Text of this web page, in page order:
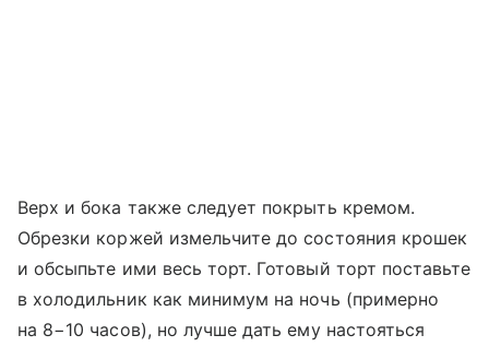
Верх и бока также следует покрыть кремом.
Обрезки коржей измельчите до состояния крошек
и обсыпьте ими весь торт. Готовый торт поставьте
в холодильник как минимум на ночь (примерно
на 8−10 часов), но лучше дать ему настояться